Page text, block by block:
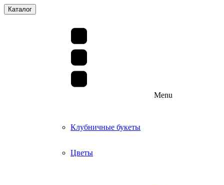
Каталог
Menu
Клубничные букеты
Цветы